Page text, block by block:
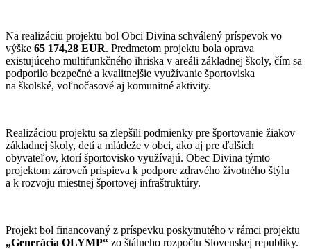
Na realizáciu projektu bol Obci Divina schválený príspevok vo
výške 65 174,28 EUR. Predmetom projektu bola oprava
existujúceho multifunkčného ihriska v areáli základnej školy, čím sa
podporilo bezpečné a kvalitnejšie využívanie športoviska
na školské, voľnočasové aj komunitné aktivity.
Realizáciou projektu sa zlepšili podmienky pre športovanie žiakov
základnej školy, detí a mládeže v obci, ako aj pre ďalších
obyvateľov, ktorí športovisko využívajú. Obec Divina týmto
projektom zároveň prispieva k podpore zdravého životného štýlu
a k rozvoju miestnej športovej infraštruktúry.
Projekt bol financovaný z príspevku poskytnutého v rámci projektu
„Generácia OLYMP“ zo štátneho rozpočtu Slovenskej republiky.